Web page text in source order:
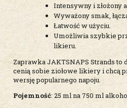
Intensywny i złożony
Wyważony smak,
Łatwość w użyciu.
Umożliwia szybkie
likieru.
Zaprawka JAKTSNAPS Strands to
cenią sobie ziołowe likiery i chcą
wersję popularnego napoju.
Pojemność: 25 ml na 750 ml